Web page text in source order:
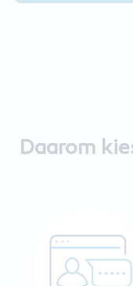
Daarom